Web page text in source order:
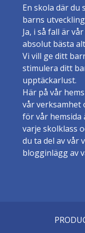
En skola där
barns
Ja, i så fall är
absolut bästa
Vi vill ge ditt
stimulera ditt
upptäckarlust.
Här på vår
vår verksamhet
för vår
varje skolklass
du ta del av vår
blogginlägg av